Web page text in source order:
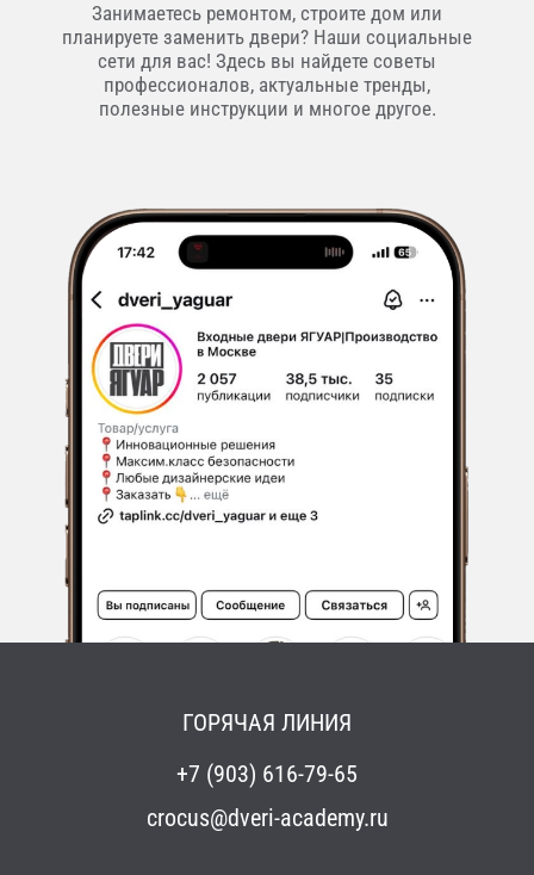
Занимаетесь ремонтом, строите дом или
планируете заменить двери? Наши социальные
сети для вас! Здесь вы найдете советы
профессионалов, актуальные тренды,
полезные инструкции и многое другое.
ГОРЯЧАЯ ЛИНИЯ
+7 (903) 616-79-65
crocus@dveri-academy.ru